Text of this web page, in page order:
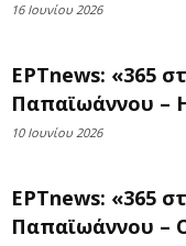
16 Ιουνίου 2026
ΕΡΤnews: «365
Παπαϊωάννου –
10 Ιουνίου 2026
ΕΡΤnews: «365
Παπαϊωάννου –